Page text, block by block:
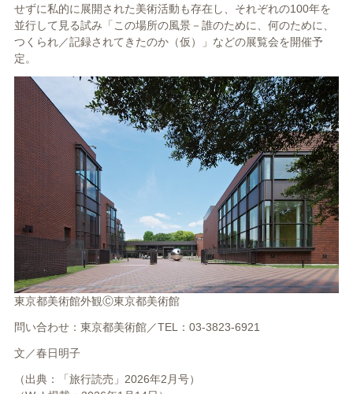
せずに私的に展開された美術活動も存在し、それぞれの100年を
並行して見る試み「この場所の風景－誰のために、何のために、
つくられ／記録されてきたのか（仮）」などの展覧会を開催予
定。
東京都美術館外観Ⓒ東京都美術館
問い合わせ：東京都美術館／TEL：03-3823-6921
文／春日明子
（出典：「旅行読売」2026年2月号）